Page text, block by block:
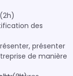
des
présenter
de manière